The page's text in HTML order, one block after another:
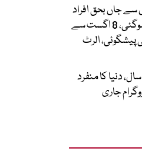
سے جاں بحق افراد
کی تعداد 151 ہوگئی، 8 اگست سے
الرٹ
ایک دھن 639 سال، دنیا کا منفرد
جاری